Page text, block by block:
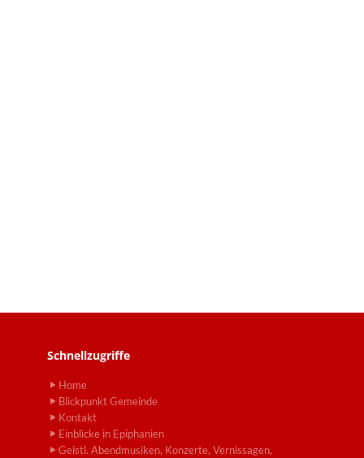
Schnellzugriffe
Home
Blickpunkt Gemeinde
Kontakt
Einblicke in Epiphanien
Geistl. Abendmusiken, Konzerte, Vernissagen,